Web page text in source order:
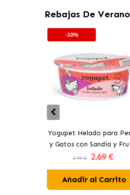
Rebajas De
-10%
Yogupet Helado para
y Gatos con Sandía y
Rojos
2.99 € 2.69 €
Añadir al Carrito